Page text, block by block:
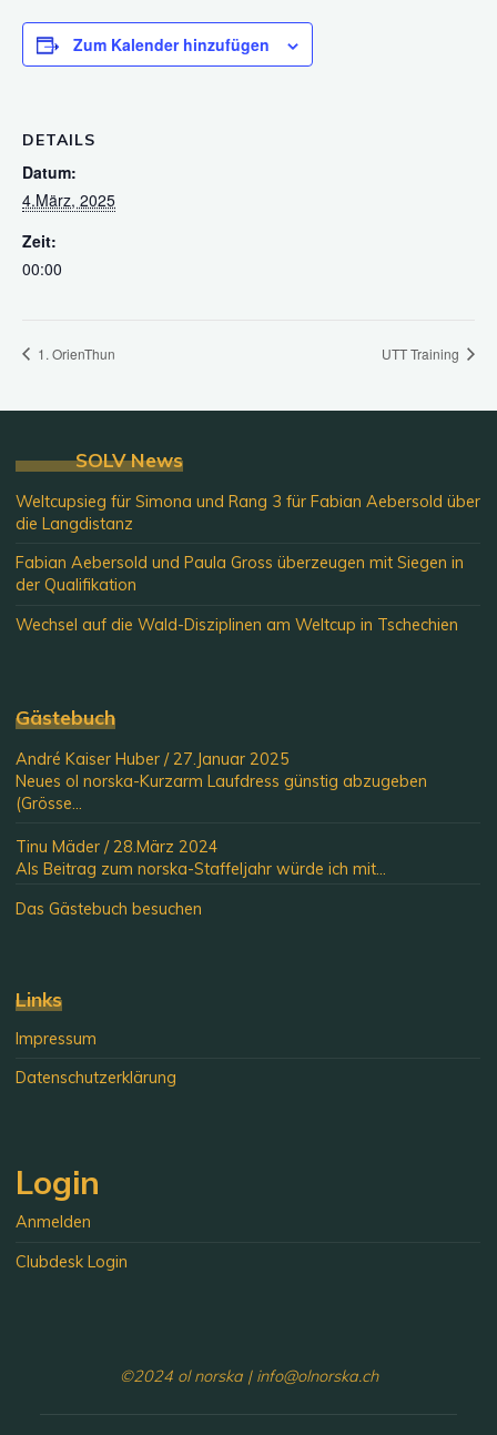
Zum Kalender hinzufügen
DETAILS
Datum:
4.März, 2025
Zeit:
00:00
1. OrienThun UTT Training
SOLV News
Weltcupsieg für Simona und Rang 3 für Fabian Aebersold über
die Langdistanz
Fabian Aebersold und Paula Gross überzeugen mit Siegen in
der Qualifikation
Wechsel auf die Wald-Disziplinen am Weltcup in Tschechien
Gästebuch
André Kaiser Huber / 27.Januar 2025
Neues ol norska-Kurzarm Laufdress günstig abzugeben
(Grösse...
Tinu Mäder / 28.März 2024
Als Beitrag zum norska-Staffeljahr würde ich mit...
Das Gästebuch besuchen
Links
Impressum
Datenschutzerklärung
Login
Anmelden
Clubdesk Login
©2024 ol norska | info@olnorska.ch